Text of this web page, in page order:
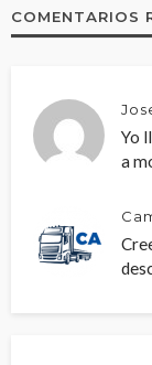
COMENTARIOS
Yo
a